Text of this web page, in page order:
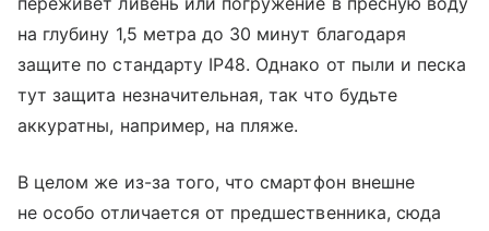
на глубину 1,5 метра до 30 минут благодаря
защите по стандарту IP48. Однако от пыли и песка
тут защита незначительная, так что будьте
аккуратны, например, на пляже.
В целом же из-за того, что смартфон внешне
не особо отличается от предшественника, сюда